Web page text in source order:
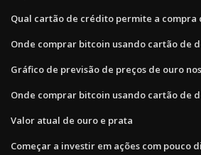
Qual cartão de crédito permite a compra
Onde comprar bitcoin usando cartão de
Gráfico de previsão de preços de ouro
Onde comprar bitcoin usando cartão de
Valor atual de ouro e prata
Começar a investir em ações com pouco